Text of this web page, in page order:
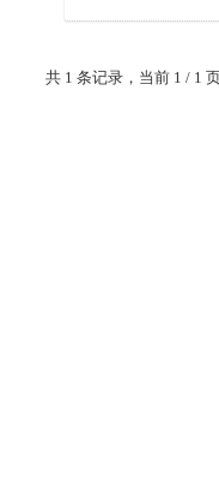
共 1 条记录，当前 1 / 1